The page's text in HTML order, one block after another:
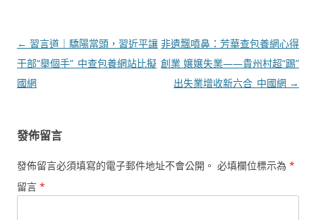
文
章
導
← 習言道｜驕陽當頭，習近平讓
干部“舉個手”_中查包養網站比擬
國網
非遺飄噴鼻：芳華查包養網心得
創業 嬢嬢失業——貴州村超“踢”
出失業增收新六合_中國網 →
發佈留言
發佈留言必須填寫的電子郵件地址不會公開。 必填欄位標示為 *
留言 *